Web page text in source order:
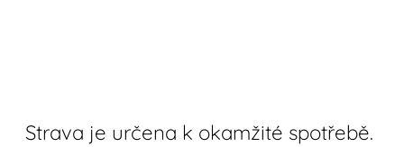
Strava je určena k okamžité spotřebě.